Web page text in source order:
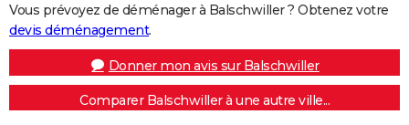
Vous prévoyez de déménager à Balschwiller ? Obtenez votre
devis déménagement.
Donner mon avis sur Balschwiller
Comparer Balschwiller à une autre ville...